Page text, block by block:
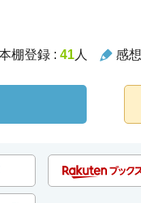
棚登録 : 41人 感